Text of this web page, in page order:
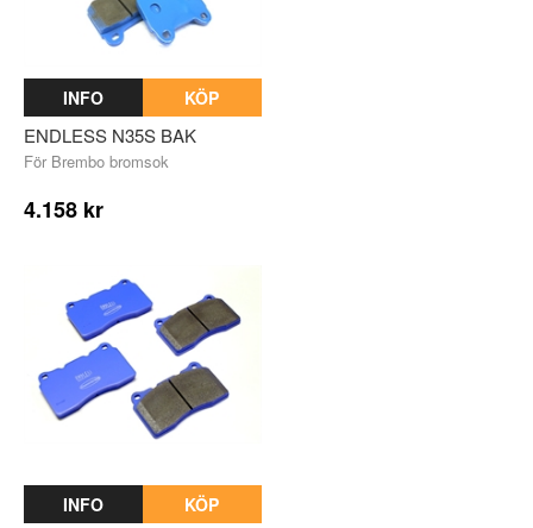
INFO KÖP
ENDLESS N35S BAK
För Brembo bromsok
4.158 kr
INFO KÖP